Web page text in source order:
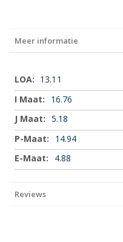
Meer informatie
Meer
informatie
13.11
16.76
5.18
14.94
4.88
Reviews